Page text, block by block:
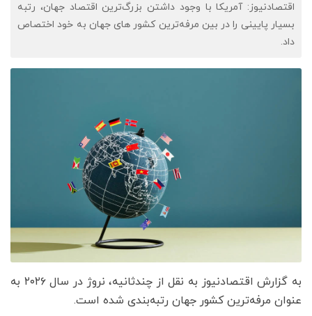
اقتصادنیوز: آمریکا با وجود داشتن بزرگ‌ترین اقتصاد جهان، رتبه
بسیار پایینی را در بین مرفه‌ترین کشور های جهان به خود اختصاص
داد.
به گزارش اقتصادنیوز به نقل از چندثانیه، نروژ در سال ۲۰۲۶ به
عنوان مرفه‌ترین کشور جهان رتبه‌بندی شده است.